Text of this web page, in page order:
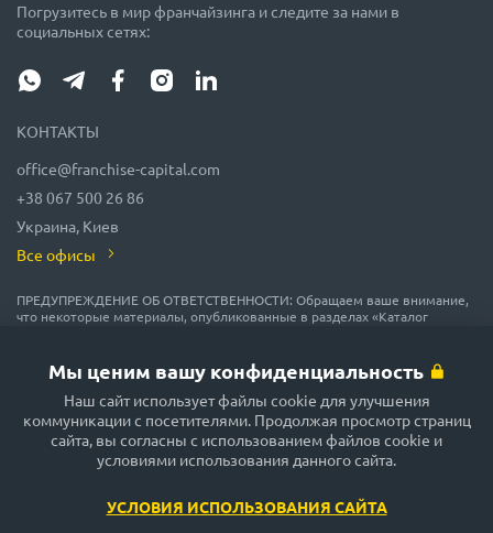
Мы ценим вашу конфиденциальность
Наш сайт использует файлы cookie для улучшения
коммуникации с посетителями. Продолжая просмотр страниц
сайта, вы согласны с использованием файлов cookie и
условиями использования данного сайта.
УСЛОВИЯ ИСПОЛЬЗОВАНИЯ САЙТА
Погрузитесь в мир франчайзинга и следите за нами в
социальных сетях:
КОНТАКТЫ
office@franchise-capital.com
+38 067 500 26 86
Украина, Киев
Все офисы
ПРЕДУПРЕЖДЕНИЕ ОБ ОТВЕТСТВЕННОСТИ: Обращаем ваше внимание,
что некоторые материалы, опубликованные в разделах «Каталог
рекламы или получены на безвозмездной основе из источников,
которые мы считаем надежными, но их точность и полнота не
гарантируются! В соответствии с законодательством, администрация
сайта FRANCHISE CAPITAL не гарантирует и не обещает в будущем
доходности никаких вложений, не дает гарантии надежности
возможных инвестиций и стабильности размеров возможных доходов.
Сайт FRANCHISE CAPITAL не несёт никакой ответственности за